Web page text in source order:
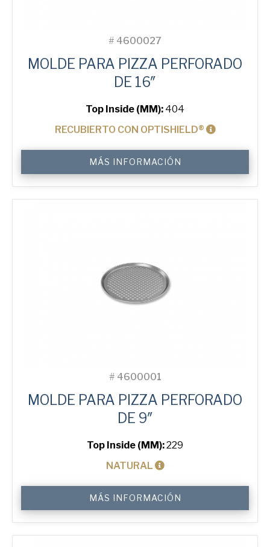
# 4600027
MOLDE PARA PIZZA PERFORADO
DE 16″
Top Inside (MM): 404
RECUBIERTO CON OPTISHIELD®
Pizza
Tray
cantidad
MÁS INFORMACIÓN
# 4600001
MOLDE PARA PIZZA PERFORADO
DE 9″
Top Inside (MM):229
NATURAL
Pizza
Tray
cantidad
MÁS INFORMACIÓN